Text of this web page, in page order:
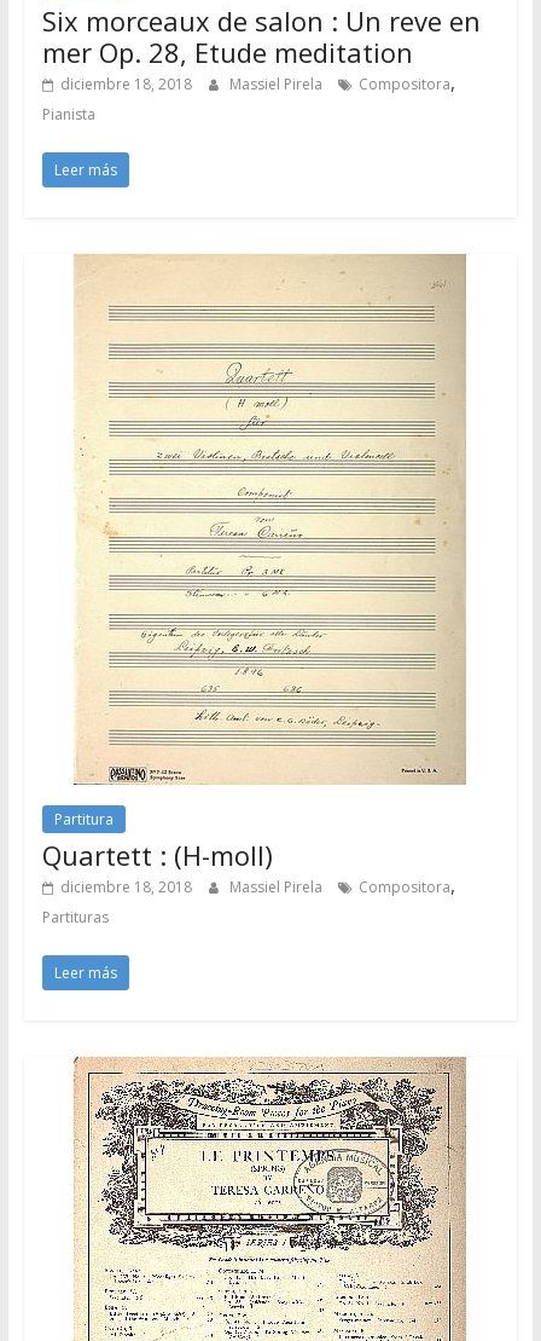
Six morceaux de salon : Un reve en
mer Op. 28, Etude meditation
diciembre 18, 2018 Massiel Pirela Compositora,
Pianista
Leer más
Partitura
Quartett : (H-moll)
diciembre 18, 2018 Massiel Pirela Compositora,
Partituras
Leer más